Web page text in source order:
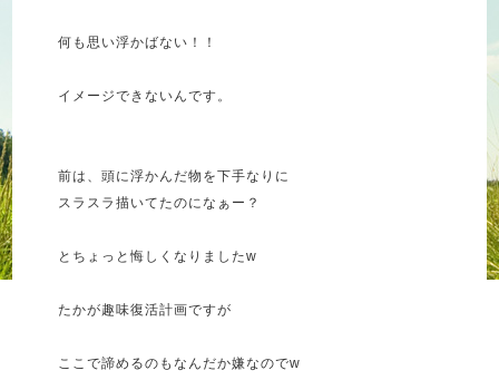
何も思い浮かばない！！
イメージできないんです。
前は、頭に浮かんだ物を下手なりに
スラスラ描いてたのになぁー？
とちょっと悔しくなりましたw
たかが趣味復活計画ですが
ここで諦めるのもなんだか嫌なのでw